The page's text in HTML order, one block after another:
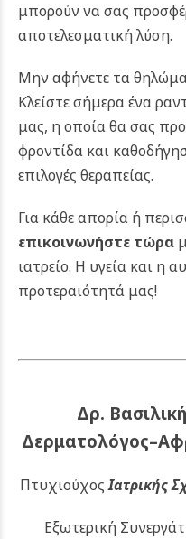
μπορούν να σας
αποτελεσματική λύση.
Μην αφήνετε τα
Κλείστε σήμερα ένα
μας, η οποία θα σας
φροντίδα και
επιλογές θεραπείας.
Για κάθε απορία ή
επικοινωνήστε τώρα
ιατρείο. Η υγεία και η
προτεραιότητά μας!
Δρ.
ΠτυχιούχοςΙατρικής
Εξωτερική